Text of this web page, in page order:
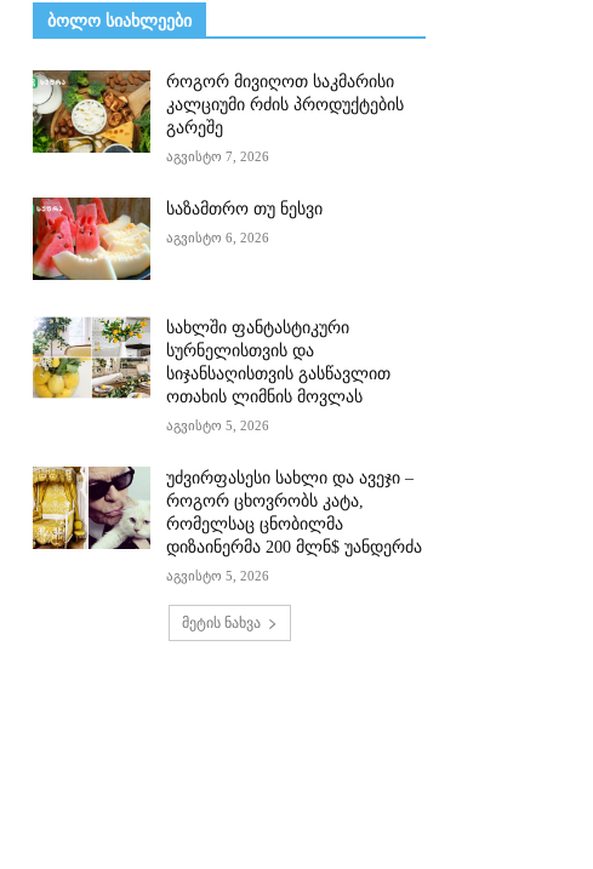
ᲑᲝᲚᲝ ᲡᲘᲐᲮᲚᲔᲔᲑᲘ
როგორ მივიღოთ საკმარისი
კალციუმი რძის პროდუქტების
გარეშე
აგვისტო 7, 2026
საზამთრო თუ ნესვი
აგვისტო 6, 2026
სახლში ფანტასტიკური
სურნელისთვის და
სიჯანსაღისთვის გასწავლით
ოთახის ლიმნის მოვლას
აგვისტო 5, 2026
უძვირფასესი სახლი და ავეჯი –
როგორ ცხოვრობს კატა,
რომელსაც ცნობილმა
დიზაინერმა 200 მლნ$ უანდერძა
აგვისტო 5, 2026
მეტის ნახვა